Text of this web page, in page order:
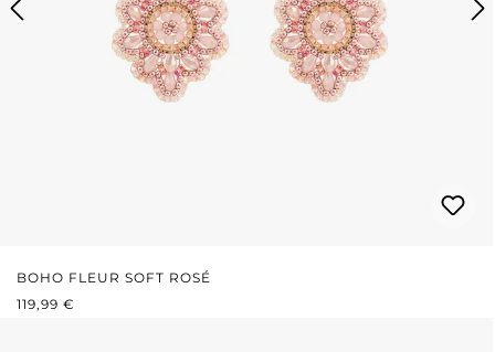
BOHO FLEUR SOFT ROSÉ
PRIX RÉGULIER :
119,99 €